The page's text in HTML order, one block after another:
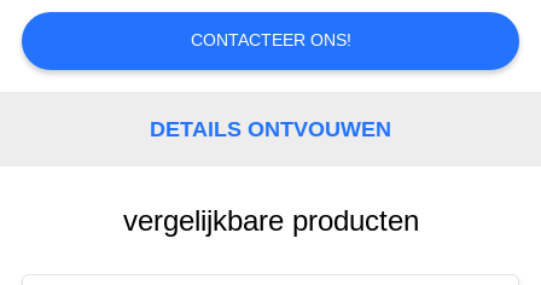
CITAAT
SITEMAP
POLICY
CONTACTEER ONS!
DETAILS ONTVOUWEN
vergelijkbare producten